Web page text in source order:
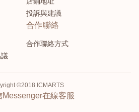
投訴與建議
合作聯絡
合作聯絡方式
©2018 ICMARTS
Messenger在線客服